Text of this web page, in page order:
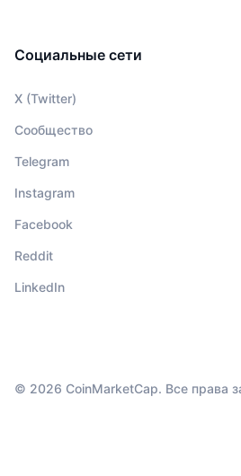
Социальные сети
X (Twitter)
Сообщество
Telegram
Instagram
Facebook
Reddit
LinkedIn
© 2026 CoinMarketCap. Все права